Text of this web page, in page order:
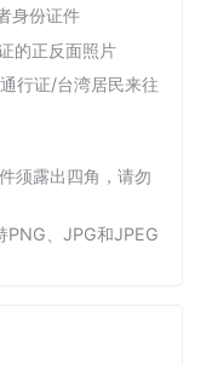
身份证件
的正反面照片
行证/台湾居民来往
须露出四角，请勿
、JPG和JPEG